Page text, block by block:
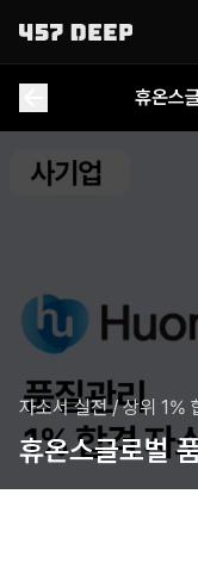
휴온스
자소서 실전/상위 1%
휴온스글로벌